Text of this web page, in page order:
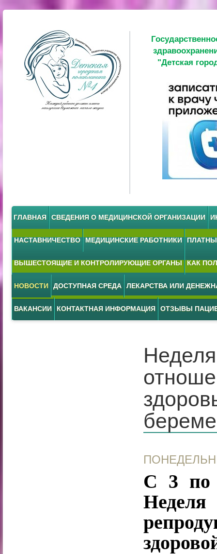
"Детская
ГЛАВНАЯ СВЕДЕНИЯ О МЕДИЦИНСКОЙ ОРГАНИЗАЦИИ
НАСТАВНИЧЕСТВО МЕДИЦИНСКИЕ РАБОТНИКИ
ВЫШЕСТОЯЩИЕ И КОНТРОЛИРУЮЩИЕ ОРГАНЫ КАК
НОВОСТИ ДОСТУПНАЯ СРЕДА ЛЕКАРСТВА ИЛИ
ВАКАНСИИ КОНТАКТНАЯ ИНФОРМАЦИЯ ОТЗЫВЫ
С 3 по
Неделя